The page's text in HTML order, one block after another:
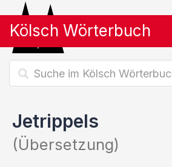
Kölsch Wörterbuch
Jetrippels
(Übersetzung)